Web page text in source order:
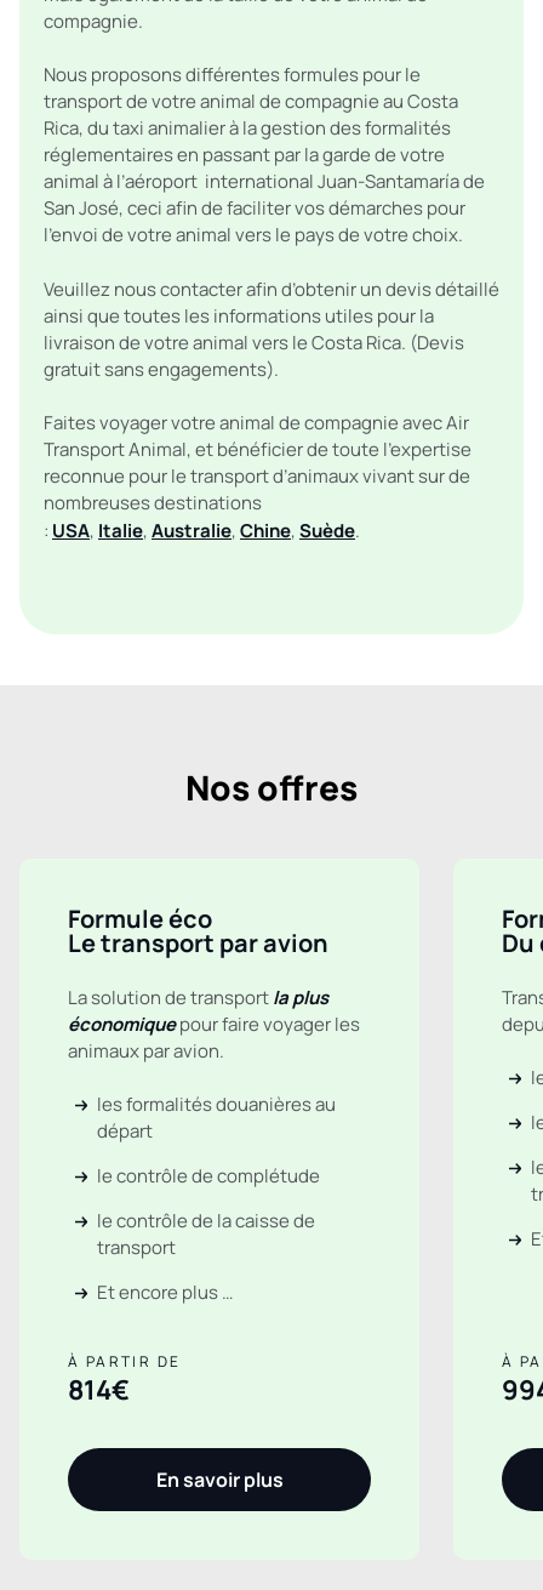
compagnie.
Nous proposons différentes formules pour le
transport de votre animal de compagnie au Costa
Rica, du taxi animalier à la gestion des formalités
réglementaires en passant par la garde de votre
animal à l’aéroport international Juan-Santamaría de
San José, ceci afin de faciliter vos démarches pour
l’envoi de votre animal vers le pays de votre choix.
Veuillez nous contacter afin d’obtenir un devis détaillé
ainsi que toutes les informations utiles pour la
livraison de votre animal vers le Costa Rica. (Devis
gratuit sans engagements).
Faites voyager votre animal de compagnie avec Air
Transport Animal, et bénéficier de toute l’expertise
reconnue pour le transport d’animaux vivant sur de
nombreuses destinations
: USA, Italie,Australie,Chine,Suède.
Nos offres
Formule éco
Le transport par avion
La solution de transportla plus
économiquepour faire voyager les
animaux par avion.
les formalités douanières au
départ
le contrôle de complétude
le contrôle de la caisse de
transport
Et encore plus …
À PARTIR DE
814€
En savoir plus
Du
À